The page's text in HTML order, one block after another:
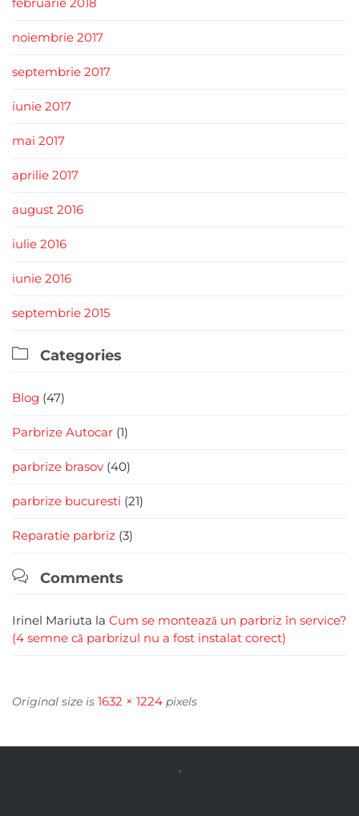
noiembrie 2017
septembrie 2017
iunie 2017
mai 2017
aprilie 2017
august 2016
iulie 2016
iunie 2016
septembrie 2015
 Categories
Blog (47)
Parbrize Autocar (1)
parbrize brasov (40)
parbrize bucuresti (21)
Reparatie parbriz (3)
 Comments
Irinel Mariuta la Cum se montează un parbriz în service?
(4 semne că parbrizul nu a fost instalat corect)
Original size is 1632 × 1224 pixels